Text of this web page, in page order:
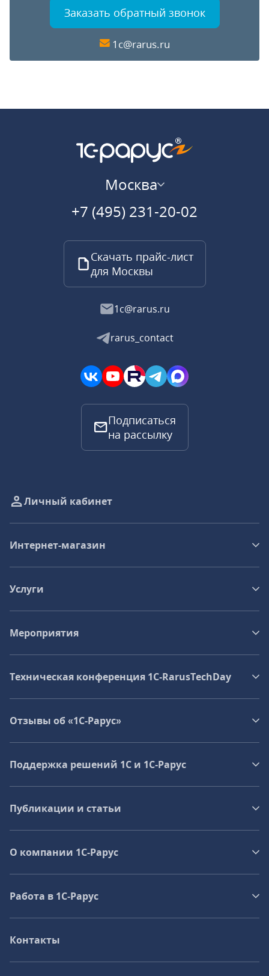
Заказать обратный звонок
1c@rarus.ru
Москва
+7 (495) 231-20-02
Скачать прайс-лист
для Москвы
1c@rarus.ru
rarus_contact
Подписаться
на рассылку
Личный кабинет
Интернет-магазин
Услуги
Мероприятия
Техническая конференция 1C‑RarusTechDay
Отзывы об «1С-Рарус»
Поддержка решений 1С и 1С‑Рарус
Публикации и статьи
О компании 1C-Рарус
Работа в 1С‑Рарус
Контакты